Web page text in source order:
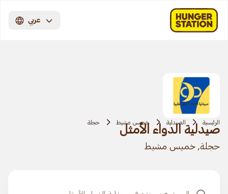
عربي
الرئيسية الصيدلية خميس مشيط حجلة
صيدلية الدواء الأمثل
حجلة, خميس مشيط